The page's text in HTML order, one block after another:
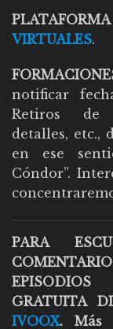
PLATAFORMA
VIRTUALES.
notificar
Retiros de
detalles, etc.,
en ese
Cóndor”.
PARA
GRATUITA
IVOOX. Más